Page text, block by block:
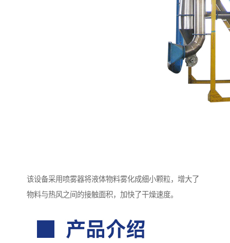
该设备采用喷雾器将液体物料雾化成细小颗粒，增大了
物料与热风之间的接触面积，加快了干燥速度。